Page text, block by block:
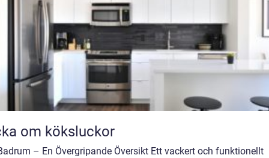
om köksluckor
– En Övergripande Översikt Ett vackert och funktionellt